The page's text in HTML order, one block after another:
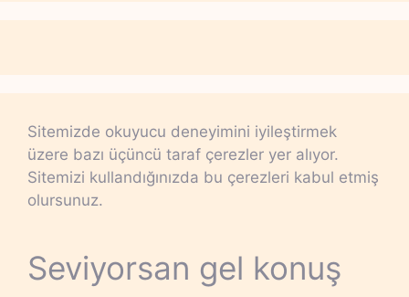
Sitemizde okuyucu deneyimini iyileştirmek
üzere bazı üçüncü taraf çerezler yer alıyor.
Sitemizi kullandığınızda bu çerezleri kabul etmiş
olursunuz.
Seviyorsan gel konuş